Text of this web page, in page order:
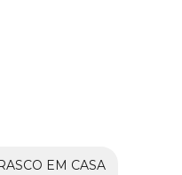
EM CASA